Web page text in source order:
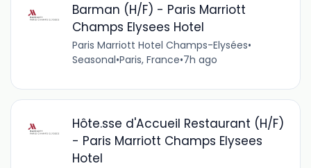
Barman (H/F) - Paris Marriott
Champs Elysees Hotel
Paris Marriott Hotel Champs-Elysées•
Seasonal•Paris, France•7h ago
Hôte.sse d'Accueil Restaurant (H/F)
- Paris Marriott Champs Elysees
Hotel